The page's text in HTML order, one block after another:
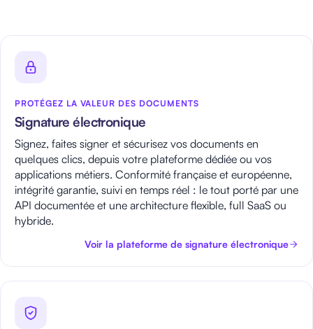
PROTÉGEZ LA VALEUR DES DOCUMENTS
Signature électronique
Signez, faites signer et sécurisez vos documents en
quelques clics, depuis votre plateforme dédiée ou vos
applications métiers. Conformité française et européenne,
intégrité garantie, suivi en temps réel : le tout porté par une
API documentée et une architecture flexible, full SaaS ou
hybride.
Voir la plateforme de signature électronique